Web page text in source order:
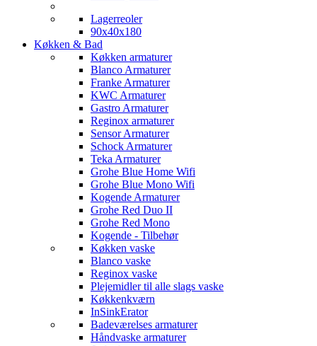
Lagerreoler
90x40x180
Køkken & Bad
Køkken armaturer
Blanco Armaturer
Franke Armaturer
KWC Armaturer
Gastro Armaturer
Reginox armaturer
Sensor Armaturer
Schock Armaturer
Teka Armaturer
Grohe Blue Home Wifi
Grohe Blue Mono Wifi
Kogende Armaturer
Grohe Red Duo II
Grohe Red Mono
Kogende - Tilbehør
Køkken vaske
Blanco vaske
Reginox vaske
Plejemidler til alle slags vaske
Køkkenkværn
InSinkErator
Badeværelses armaturer
Håndvaske armaturer